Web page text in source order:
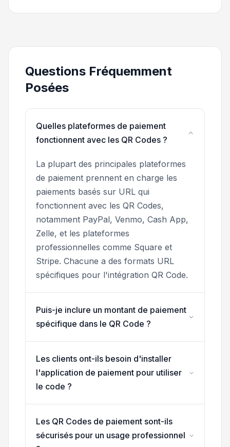
Questions Fréquemment
Posées
Quelles plateformes de paiement
fonctionnent avec les QR Codes ?
La plupart des principales plateformes
de paiement prennent en charge les
paiements basés sur URL qui
fonctionnent avec les QR Codes,
notamment PayPal, Venmo, Cash App,
Zelle, et les plateformes
professionnelles comme Square et
Stripe. Chacune a des formats URL
spécifiques pour l'intégration QR Code.
Puis-je inclure un montant de paiement
spécifique dans le QR Code ?
Les clients ont-ils besoin d'installer
l'application de paiement pour utiliser
le code ?
Les QR Codes de paiement sont-ils
sécurisés pour un usage professionnel